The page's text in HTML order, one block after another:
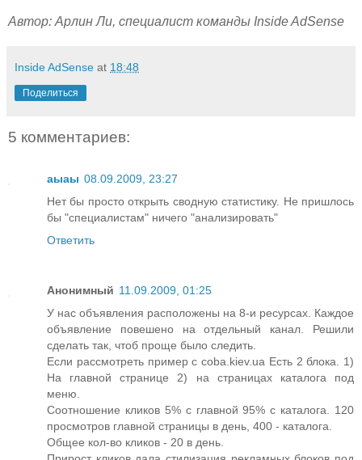
Автор: Арлин Ли, специалист команды Inside AdSense
Inside AdSense at 18:48
Поделиться
5 комментариев:
аыаы 08.09.2009, 23:27
Нет бы просто открыть сводную статистику. Не пришлось
бы "специалистам" ничего "анализировать"
Ответить
Анонимный 11.09.2009, 01:25
У нас объявления расположены на 8-и ресурсах. Каждое
объявление повешено на отдельный канал. Решили
сделать так, чтоб проще было следить.
Если рассмотреть пример с coba.kiev.ua Есть 2 блока. 1)
На главной странице 2) на страницах каталога под
меню.
Соотношение кликов 5% с главной 95% с каталога. 120
просмотров главной страницы в день, 400 - каталога.
Общее кол-во кликов - 20 в день.